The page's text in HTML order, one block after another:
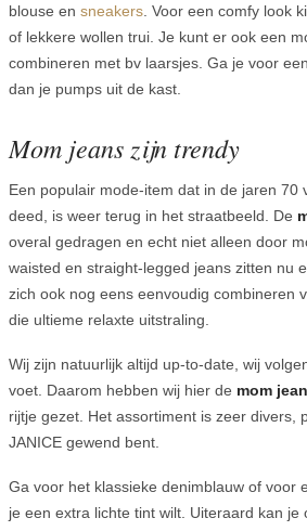
blouse en sneakers . Voor een comfy look
of lekkere wollen trui. Je kunt er ook een
combineren met bv laarsjes. Ga je voor
dan je pumps uit de kast.
Mom jeans zijn trendy
Een populair mode-item dat in de jaren 70
deed, is weer terug in het straatbeeld. De
overal gedragen en echt niet alleen door
waisted en straight-legged jeans zitten nu
zich ook nog eens eenvoudig combineren
die ultieme relaxte uitstraling.
Wij zijn natuurlijk altijd up-to-date, wij
voet. Daarom hebben wij hier de mom
rijtje gezet. Het assortiment is zeer divers,
JANICE gewend bent.
Ga voor het klassieke denimblauw of voor
je een extra lichte tint wilt. Uiteraard kan je